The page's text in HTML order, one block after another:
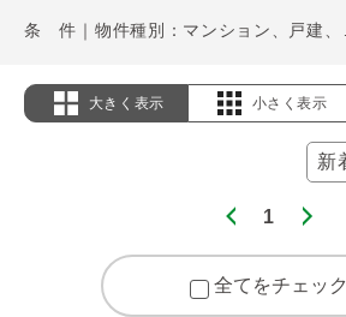
大きく表示 小さく表示
1
全てをチェック